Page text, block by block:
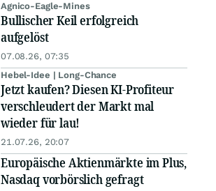
Agnico-Eagle-Mines
Bullischer Keil erfolgreich
aufgelöst
07.08.26, 07:35
Hebel-Idee | Long-Chance
Jetzt kaufen? Diesen KI-Profiteur
verschleudert der Markt mal
wieder für lau!
21.07.26, 20:07
Europäische Aktienmärkte im Plus,
Nasdaq vorbörslich gefragt